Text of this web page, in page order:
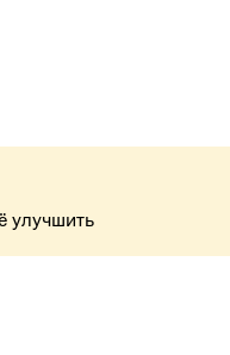
улучшить